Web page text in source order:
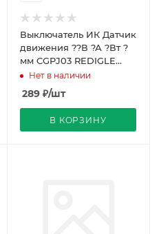
Выключатель ИК Датчик
движения ??В ?А ?Вт ?
мм CGPJ03 REDIGLE
(200)
Нет в наличии
289₽/шт
В КОРЗИНУ